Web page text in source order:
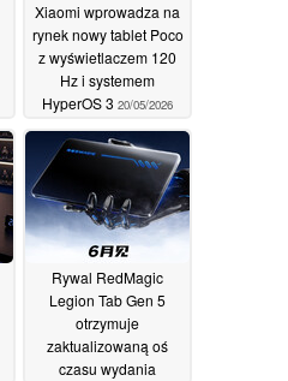
Xiaomi wprowadza na
rynek nowy tablet Poco
z wyświetlaczem 120
Hz i systemem
HyperOS 3 20/05/2026
Rywal RedMagic
Legion Tab Gen 5
otrzymuje
zaktualizowaną oś
czasu wydania